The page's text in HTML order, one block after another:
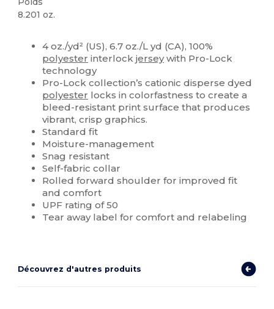
8.201 oz.
4 oz./yd² (US), 6.7 oz./L yd (CA), 100%
polyester interlockjerseywith Pro-Lock
technology
Pro-Lock collection’s cationic disperse dyed
polyester locks in colorfastness to create a
bleed-resistant print surface that produces
vibrant, crisp graphics.
Standard fit
Moisture-management
Snag resistant
Self-fabric collar
Rolled forward shoulder for improved fit
and comfort
UPF rating of 50
Tear away label for comfort and relabeling
Découvrez d'autres produits